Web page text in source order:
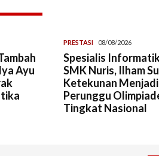
Ayu
PRESTASI 08/08/2026
Spesialis
SMK Nuris, Ilham
Ketekunan
Perunggu
Tingkat Nasional